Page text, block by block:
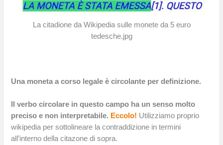
La citadione da Wikipedia sulle monete da 5 euro
tedesche.jpg
Una moneta a corso legale è circolante per definizione.
Il verbo circolare in questo campo ha un senso molto
preciso e non interpretabile. Eccolo! Utilizziamo proprio
wikipedia per sottolineare la contraddizione in termini
all’interno della citazone di sopra.